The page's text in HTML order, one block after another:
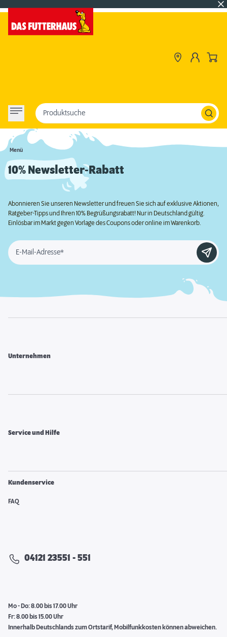
Menü
Produktsuche
10% Newsletter-Rabatt
Abonnieren Sie unseren Newsletter und freuen Sie sich auf exklusive Aktionen,
Ratgeber-Tipps und Ihren 10% Begrüßungsrabatt! Nur in Deutschland gültig.
Einlösbar im Markt gegen Vorlage des Coupons oder online im Warenkorb.
E-Mail-Adresse*
Unternehmen
Service und Hilfe
Kundenservice
FAQ
04121 23551 - 551
Mo - Do: 8.00 bis 17.00 Uhr
Fr: 8.00 bis 15.00 Uhr
Innerhalb Deutschlands zum Ortstarif, Mobilfunkkosten können abweichen.